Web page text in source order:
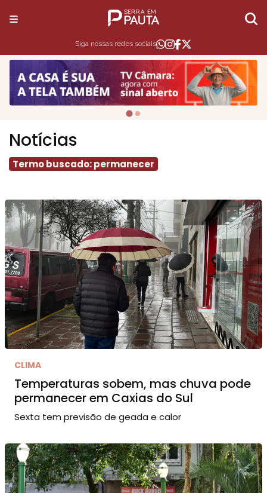
Siga nossas redes sociais
Notícias
Termo buscado: permanecer
CLIMA
Temperaturas sobem, mas chuva pode
permanecer em Caxias do Sul
Sexta tem previsão de geada e calor